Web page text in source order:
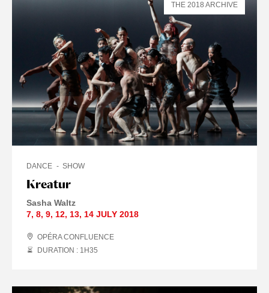
Kreatur
DANCE SHOW
Sasha Waltz
7, 8, 9, 12, 13, 14 JULY 2018
OPÉRA CONFLUENCE
DURATION : 1 H35
THE 2018 ARCHIVE